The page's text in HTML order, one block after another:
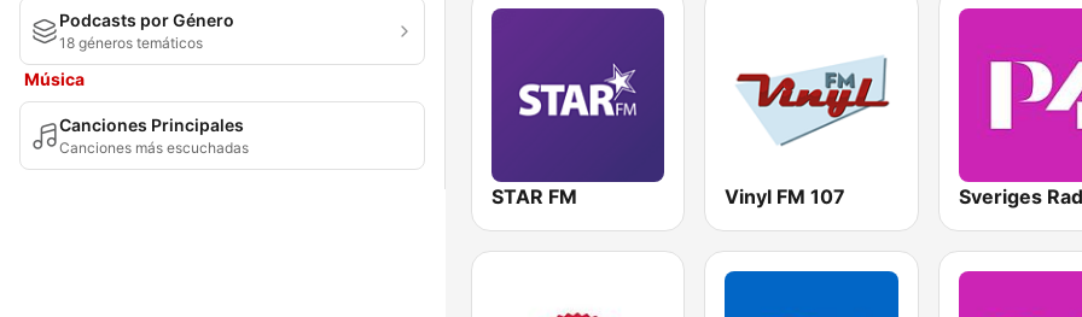
Podcasts por Género
18 géneros temáticos
Música
Canciones Principales
Canciones más escuchadas
STAR FM Vinyl FM 107